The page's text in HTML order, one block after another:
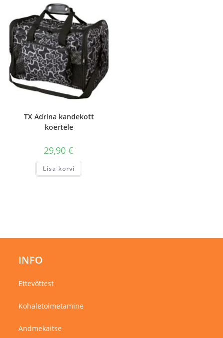
varianti.
Valikuid
saab
teha
tootelehel.
TX Adrina kandekott
koertele
29,90€
Lisa korvi
INFO
Ettevõttest
Kohaletoimetamine
Andmekaitse